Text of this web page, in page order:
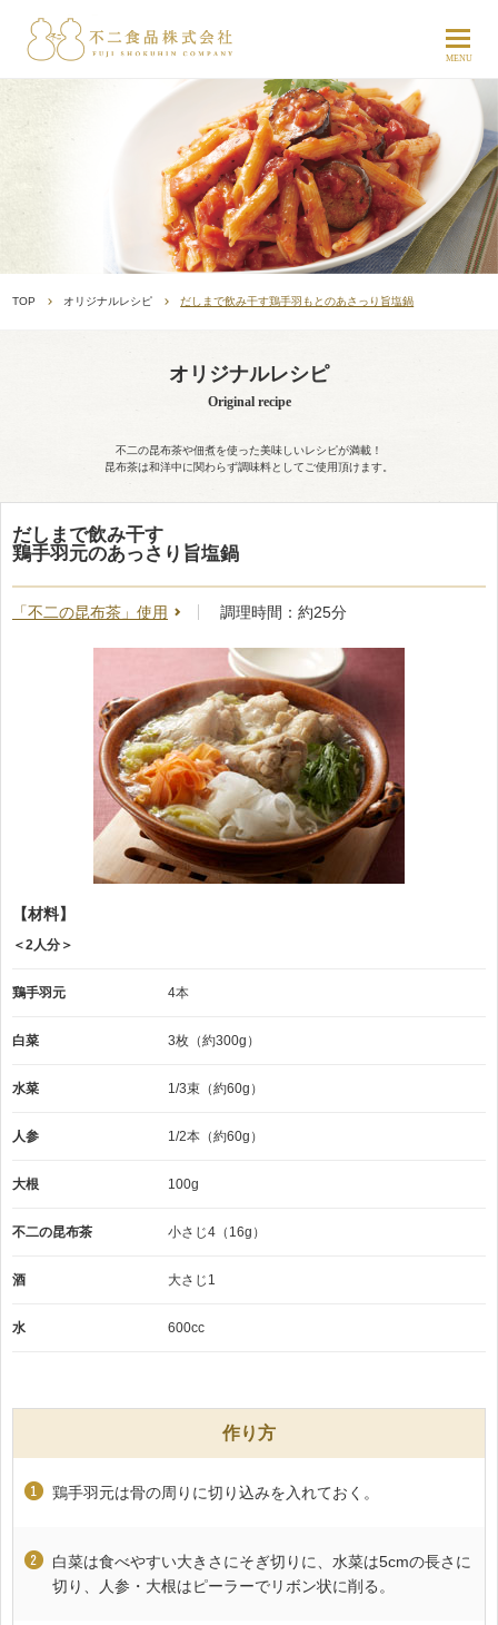
TOP オリジナルレシピ だしまで飲み干す鶏手羽もとのあさっり旨塩鍋
オリジナルレシピ
Original recipe
不二の昆布茶や佃煮を使った美味しいレシピが満載！
昆布茶は和洋中に関わらず調味料としてご使用頂けます。
だしまで飲み干す
鶏手羽元のあっさり旨塩鍋
「不二の昆布茶」使用 調理時間：約25分
【材料】
＜2人分＞
鶏手羽元 4本
白菜 3枚（約300g）
水菜 1/3束（約60g）
人参 1/2本（約60g）
大根 100g
不二の昆布茶 小さじ4（16g）
酒 大さじ1
水 600cc
作り方
鶏手羽元は骨の周りに切り込みを入れておく。
白菜は食べやすい大きさにそぎ切りに、水菜は5cmの長さに
切り、人参・大根はピーラーでリボン状に削る。